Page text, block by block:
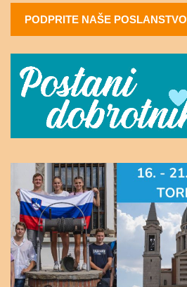
PODPRITE NAŠE POSLANSTVO